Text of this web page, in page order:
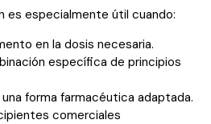
es especialmente útil cuando:
en la dosis necesaria.
específica de principios
forma farmacéutica adaptada.
comerciales